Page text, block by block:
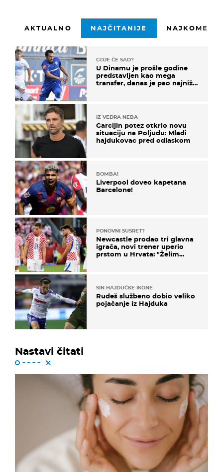
AKTUALNO NAJČITANIJE
GDJE ĆE SAD?
U Dinamu je prošle godine
predstavljen kao mega
transfer, danas je pao najniže
IZ VEDRA NEBA
Garcijin potez otkrio novu
situaciju na Poljudu: Mladi
hajdukovac pred odlaskom
BOMBA!
Liverpool doveo kapetana
Barcelone!
PONOVNI SUSRET?
Newcastle prodao tri glavna
igrača, novi trener uperio
prstom u Hrvata: "Želim
SIN HAJDUČKE IKONE
Rudeš službeno dobio veliko
pojačanje iz Hajduka
Nastavi čitati